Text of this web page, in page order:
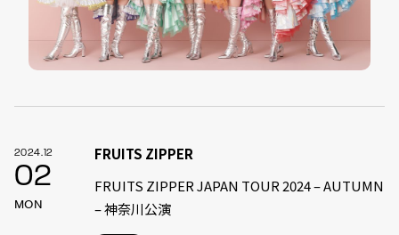
2024.12
02
MON
FRUITS ZIPPER
FRUITS ZIPPER JAPAN TOUR 2024 – AUTUMN
– 神奈川公演